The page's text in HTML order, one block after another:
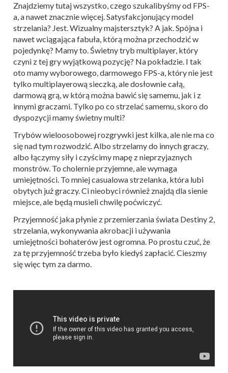
Znajdziemy tutaj wszystko, czego szukalibyśmy od FPS-
a, a nawet znacznie więcej. Satysfakcjonujący model
strzelania? Jest. Wizualny majstersztyk? A jak. Spójna i
nawet wciągająca fabuła, którą można przechodzić w
pojedynkę? Mamy to. Świetny tryb multiplayer, który
czyni z tej gry wyjątkową pozycję? Na pokładzie. I tak
oto mamy wyborowego, darmowego FPS-a, który nie jest
tylko multiplayerową sieczką, ale dosłownie całą,
darmową grą, w którą można bawić się samemu, jak i z
innymi graczami. Tylko po co strzelać samemu, skoro do
dyspozycji mamy świetny multi?
Trybów wieloosobowej rozgrywki jest kilka, ale nie ma co
się nad tym rozwodzić. Albo strzelamy do innych graczy,
albo łączymy siły i czyścimy mapę z nieprzyjaznych
monstrów. To cholernie przyjemne, ale wymaga
umiejętności. To mniej casualowa strzelanka, która lubi
obytych już graczy. Ci nieobyci również znajdą dla sienie
miejsce, ale będą musieli chwilę poćwiczyć.
Przyjemność jaka płynie z przemierzania świata Destiny 2,
strzelania, wykonywania akrobacji i używania
umiejętności bohaterów jest ogromna. Po prostu czuć, że
za tę przyjemność trzeba było kiedyś zapłacić. Cieszmy
się więc tym za darmo.